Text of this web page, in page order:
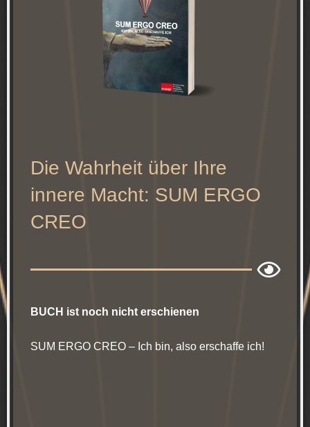
Die Wahrheit über Ihre
innere Macht: SUM ERGO
CREO
BUCH ist noch nicht erschienen
SUM ERGO CREO – Ich bin, also erschaffe ich!